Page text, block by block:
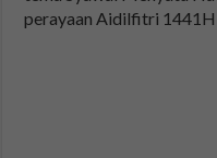
perayaan Aidilfitri 1441H